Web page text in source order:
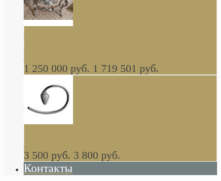
стиле барокко, из массива дерева, светло
коричневый матовый окрас + серебро
1 250 000 руб. 1 719 501 руб.
Khala Colombo аксессуары (серия) В
НАЛИЧИИ
3 500 руб. 3 800 руб.
Контакты